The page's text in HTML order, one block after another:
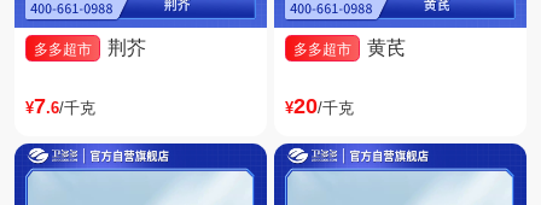
多多超市 荆芥
¥7.6/千克
多多超市 黄芪
¥20/千克